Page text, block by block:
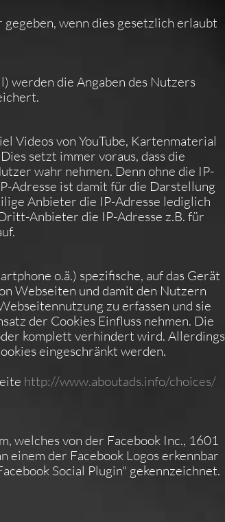
wenn dies gesetzlich erlaubt
werden die Angaben des Nutzers
Videos von YouTube, Kartenmaterial
setzt immer voraus, dass die
wahr nehmen. Denn ohne die IP-
Adresse ist damit für die Darstellung
Anbieter die IP-Adresse lediglich
Anbieter die IP-Adresse z.B. für
o.ä.) spezifische, auf das Gerät
Webseiten und damit den Nutzern
zu erfassen und sie
der Cookies Einfluss nehmen. Die
komplett verhindert wird. Allerdings
eingeschränkt werden.
http://www.aboutads.info/choices/
welches von der Facebook Inc., 1601
einem der Facebook Logos erkennbar
Social Plugin" gekennzeichnet.